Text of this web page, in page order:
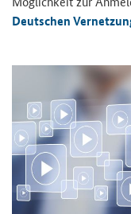
Deut­schen